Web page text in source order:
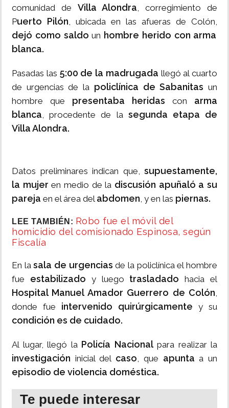
comunidad de Villa Alondra, corregimiento de
Puerto Pilón, ubicada en las afueras de Colón,
dejó como saldo un hombre herido con arma
blanca.
Pasadas las 5:00 de la madrugada llegó al cuarto
de urgencias de la policlínica de Sabanitas un
hombre que presentaba heridas con arma
blanca, procedente de la segunda etapa de
Villa Alondra.
Datos preliminares indican que, supuestamente,
la mujeren medio de la discusión apuñaló a su
pareja en el área del abdomen, y en las piernas.
LEE TAMBIÉN: Robo fue el móvil del
homicidio del comisionado Espinosa, según
Fiscalía
En lasala de urgenciasde la policlínica el hombre
fue estabilizado y luego trasladado hacia el
Hospital Manuel Amador Guerrero de Colón,
donde fue intervenido quirúrgicamente y su
condición es de cuidado.
Al lugar, llegó laPolicía Nacionalpara realizar la
investigación inicial del caso, que apuntaa un
episodio de violencia doméstica.
Te puede interesar